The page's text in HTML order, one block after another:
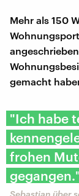
Mehr als 150
gemacht
"Ich habe
frohen
Sebastian über